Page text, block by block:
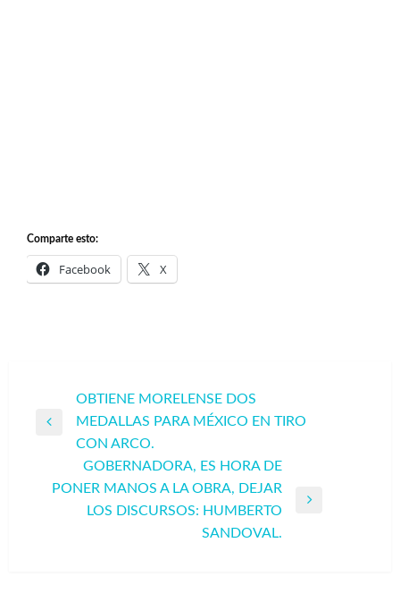
Comparte esto:
Facebook X
Navegación
de
entradas
OBTIENE MORELENSE DOS
MEDALLAS PARA MÉXICO EN TIRO
CON ARCO.
GOBERNADORA, ES HORA DE
PONER MANOS A LA OBRA, DEJAR
LOS DISCURSOS: HUMBERTO
SANDOVAL.